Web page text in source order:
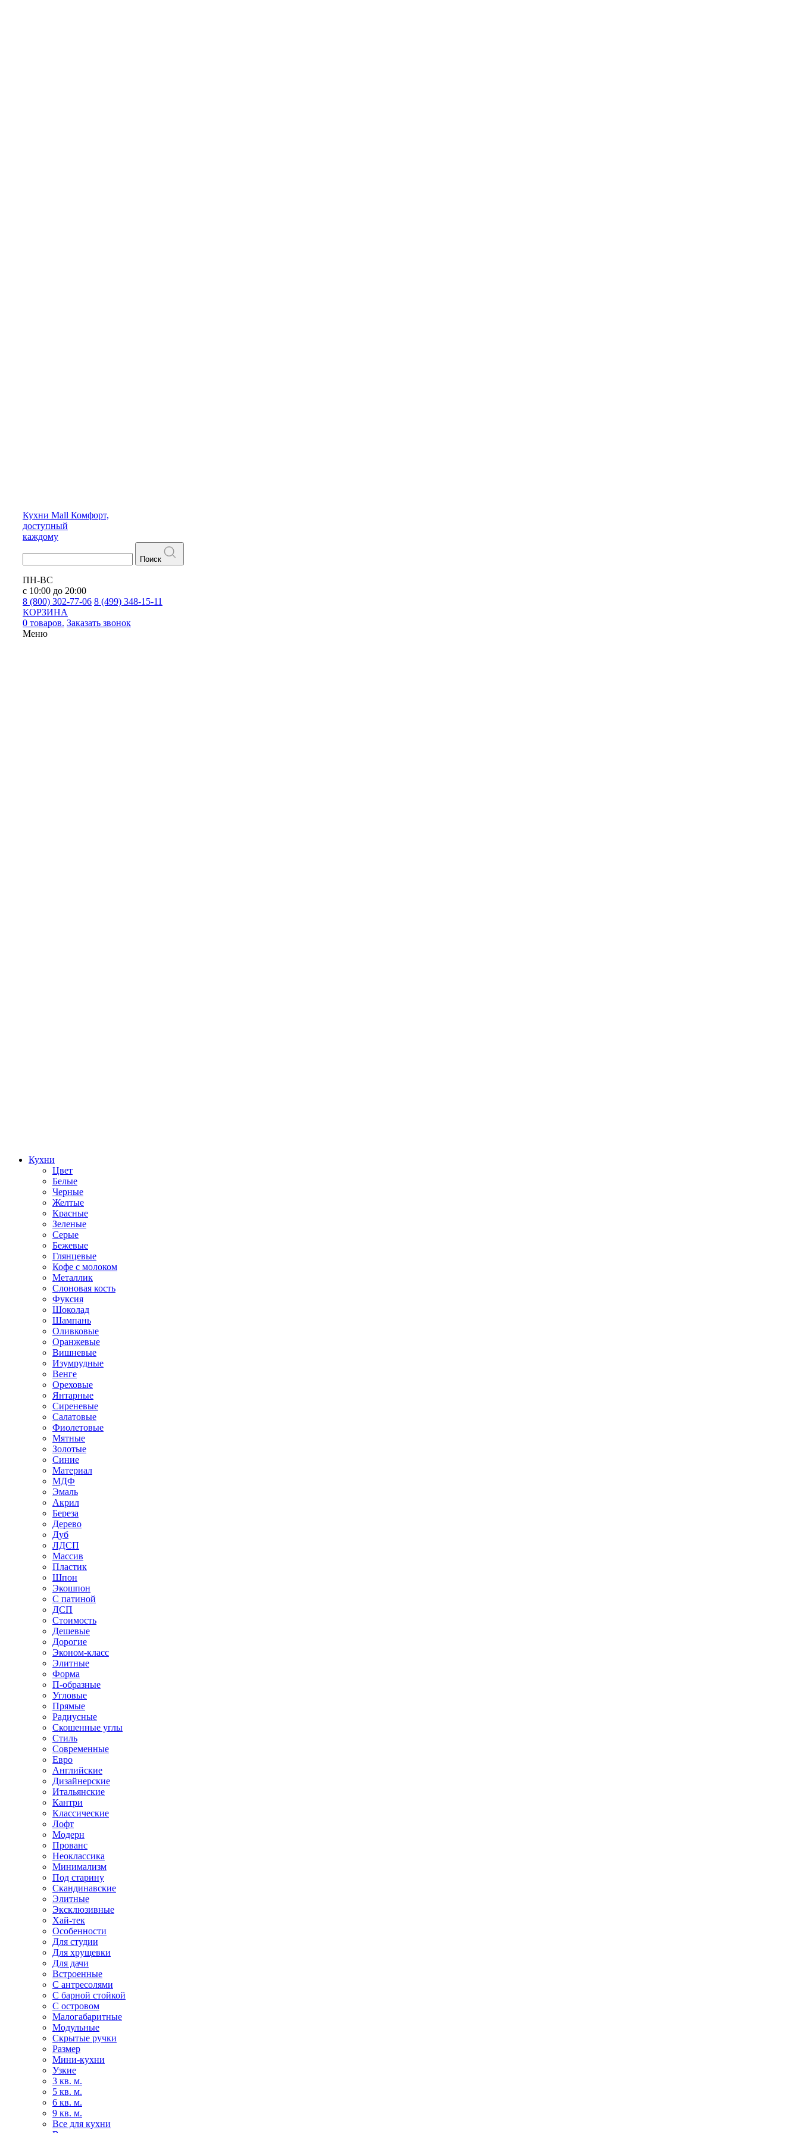
Кухни Mall Комфорт,
доступный
каждому
Поиск
ПН-ВС
с 10:00 до 20:00
8 (800) 302-77-06 8 (499) 348-15-11
КОРЗИНА
0 товаров. Заказать звонок
Меню
Кухни
Цвет
Белые
Черные
Желтые
Красные
Зеленые
Серые
Бежевые
Глянцевые
Кофе с молоком
Металлик
Слоновая кость
Фуксия
Шоколад
Шампань
Оливковые
Оранжевые
Вишневые
Изумрудные
Венге
Ореховые
Янтарные
Сиреневые
Салатовые
Фиолетовые
Мятные
Золотые
Синие
Материал
МДФ
Эмаль
Акрил
Береза
Дерево
Дуб
ЛДСП
Массив
Пластик
Шпон
Экошпон
С патиной
ДСП
Стоимость
Дешевые
Дорогие
Эконом-класс
Элитные
Форма
П-образные
Угловые
Прямые
Радиусные
Скошенные углы
Стиль
Современные
Евро
Английские
Дизайнерские
Итальянские
Кантри
Классические
Лофт
Модерн
Прованс
Неоклассика
Минимализм
Под старину
Скандинавские
Элитные
Эксклюзивные
Хай-тек
Особенности
Для студии
Для хрущевки
Для дачи
Встроенные
С антресолями
С барной стойкой
С островом
Малогабаритные
Модульные
Скрытые ручки
Размер
Мини-кухни
Узкие
3 кв. м.
5 кв. м.
6 кв. м.
9 кв. м.
Все для кухни